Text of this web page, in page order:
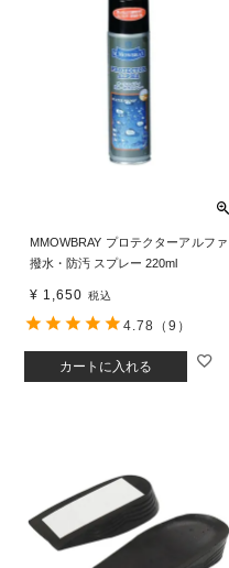
MMOWBRAY プロテクターアルファ
撥水・防汚 スプレー 220ml
¥ 1,650 税込
カートに入れる
4.78 （9）